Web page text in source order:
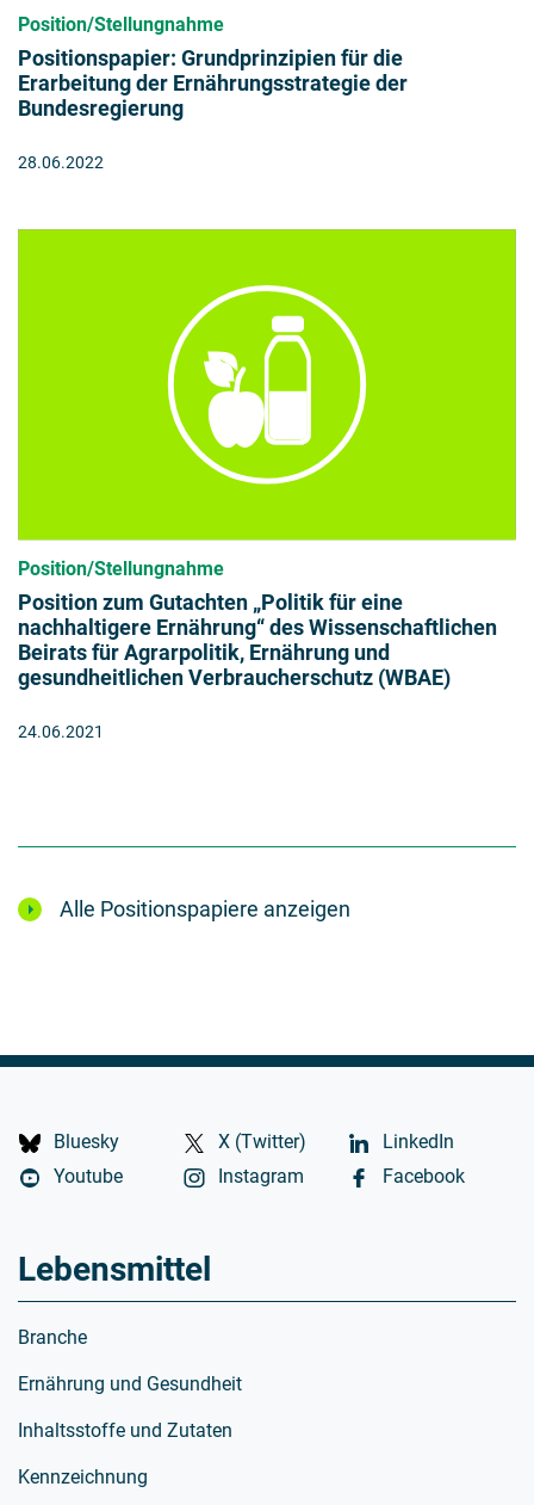
Position/Stellungnahme
Positionspapier: Grundprinzipien für die
Erarbeitung der Ernährungsstrategie der
Bundesregierung
28.06.2022
Position/Stellungnahme
Position zum Gutachten „Politik für eine
nachhaltigere Ernährung“ des Wissenschaftlichen
Beirats für Agrarpolitik, Ernährung und
gesundheitlichen Verbraucherschutz (WBAE)
24.06.2021
Alle Positionspapiere anzeigen
Bluesky X (Twitter)
LinkedIn
Youtube
Instagram Facebook
Lebensmittel
Branche
Ernährung und Gesundheit
Inhaltsstoffe und Zutaten
Kennzeichnung